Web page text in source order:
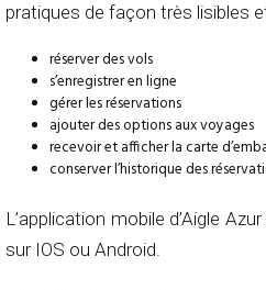
pratiques de façon très lisibles
réserver des vols
s’enregistrer en ligne
gérer les réservations
ajouter des options aux voyages
recevoir et afficher la carte
conserver l’historique des
L’application mobile d’Aigle
sur IOS ou Android.